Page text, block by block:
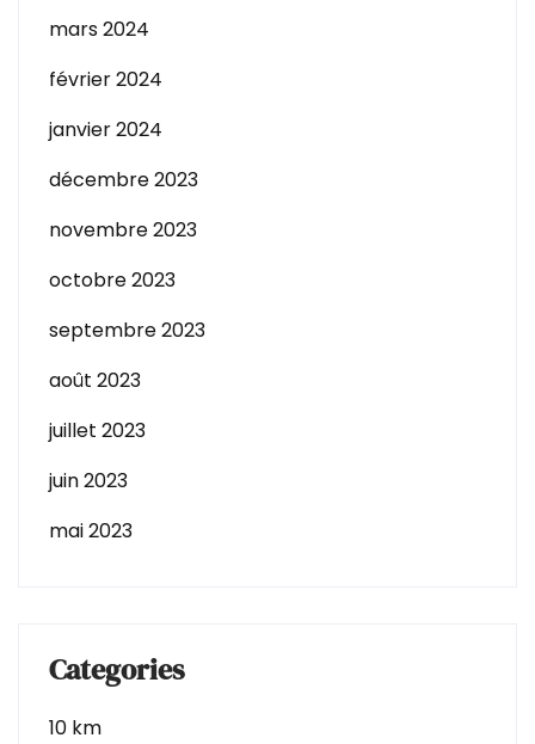
mars 2024
février 2024
janvier 2024
décembre 2023
novembre 2023
octobre 2023
septembre 2023
août 2023
juillet 2023
juin 2023
mai 2023
Categories
10 km